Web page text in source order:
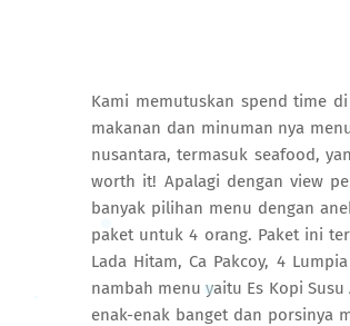
Kami memutuskan spend time di
makanan dan minuman nya
nusantara, termasuk seafood,
worth it! Apalagi dengan view
banyak pilihan menu dengan
paket untuk 4 orang. Paket ini
Lada Hitam, Ca Pakcoy, 4
nambah menu yaitu Es Kopi Susu
enak-enak banget dan porsinya